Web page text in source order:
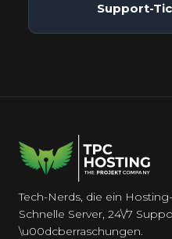
Support-
Tech-Nerds, die ein
Schnelle Server, 24\/7
\u00dcberraschungen.